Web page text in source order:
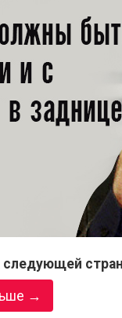
→